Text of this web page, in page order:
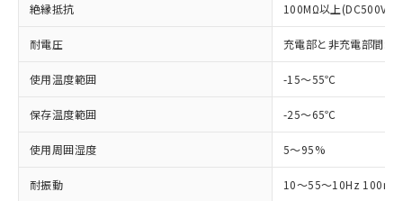
絶縁抵抗 100MΩ以上(DC500V
耐電圧 充電部と非充電部間:
使用温度範囲 -15～55℃
保存温度範囲 -25～65℃
使用周囲湿度 5～95%
耐振動 10～55～10Hz 100m/s
"個人情報
の「1.共同利
用者の範囲」に記載されている法人を
EU RoHS指令（10物質）の非含有証明書
51物質の非含有証明書（当社基準）
※本証明書は発行日時点で非含有を証明す
るもので、過去に遡って非含有を証明する
また、RoHS指令のフタル酸エステル類４
物質の対応では、対応完了までの期間は出
荷製品に未対応品が混在することから備考
欄に対応日を記載しておりました。
既に当社にて対応品への在庫切替を完了